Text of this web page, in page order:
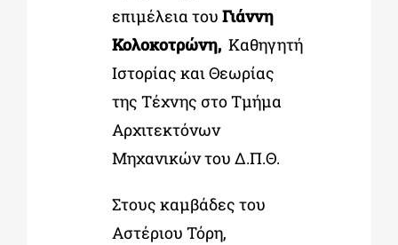
επιμέλεια του Γιάννη
Κολοκοτρώνη, Καθηγητή
Ιστορίας και Θεωρίας
της Τέχνης στο Τμήμα
Αρχιτεκτόνων
Μηχανικών του Δ.Π.Θ.
Στους καμβάδες του
Αστέριου Τόρη,